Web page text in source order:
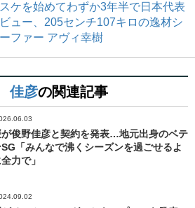
ケを始めてわずか3年半で日本代表
ュー、205センチ107キロの逸材シ
ファー アヴィ幸樹
佳彦の関連記事
俊野佳彦と契約を発表…地元出身のベテ
「みんなで沸くシーズンを過ごせるよ
力で」